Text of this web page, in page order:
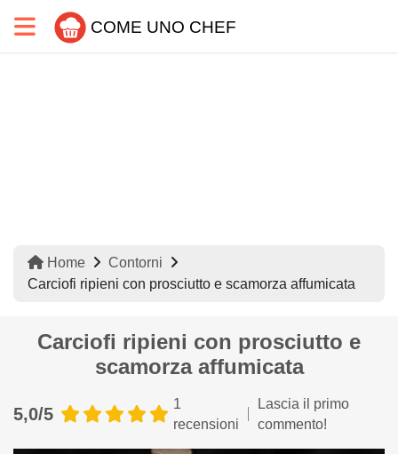
COME UNO CHEF
Home
Contorni
Carciofi ripieni con prosciutto e scamorza affumicata
Carciofi ripieni con prosciutto e
scamorza affumicata
5,0/5
1
recensioni
Lascia il primo
commento!